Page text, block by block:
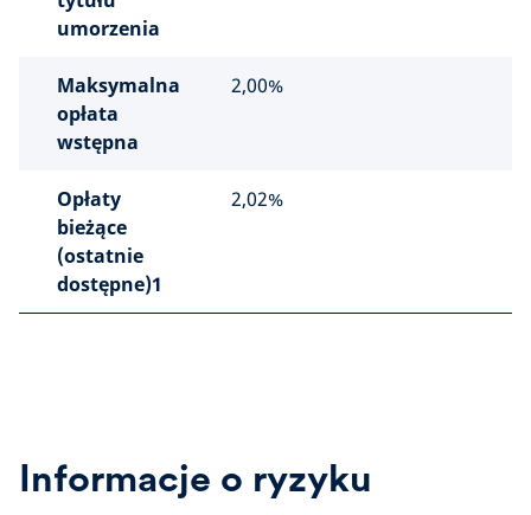
umorzenia
Maksymalna
opłata
wstępna
2,00%
Opłaty
bieżące
(ostatnie
dostępne)1
2,02%
Informacje o ryzyku